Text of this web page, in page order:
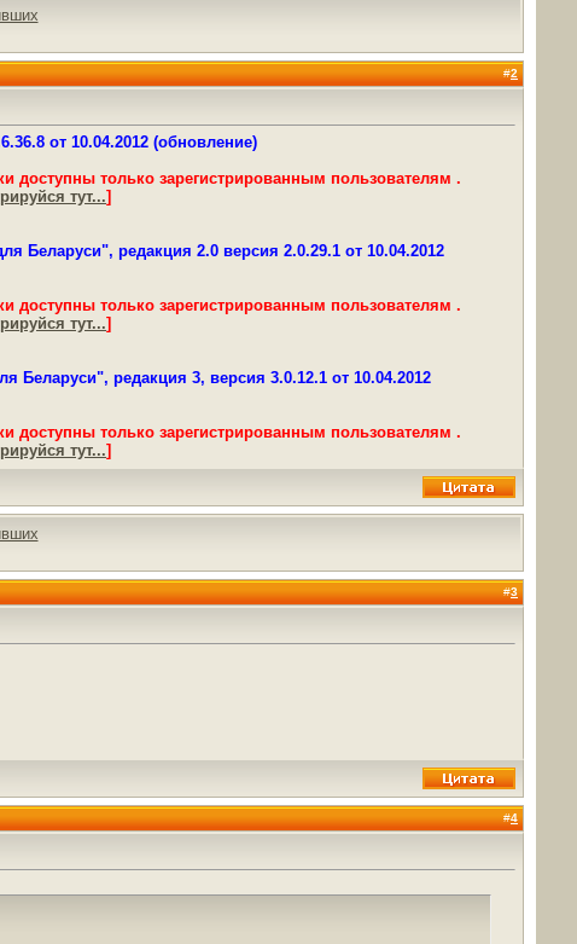
#2
от 10.04.2012 (обновление)
доступны только зарегистрированным пользователям .
тут...]
Беларуси", редакция 2.0 версия 2.0.29.1 от 10.04.2012
доступны только зарегистрированным пользователям .
тут...]
Беларуси", редакция 3, версия 3.0.12.1 от 10.04.2012
доступны только зарегистрированным пользователям .
тут...]
#3
#4